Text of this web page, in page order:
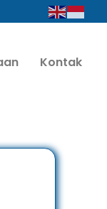
Kontak